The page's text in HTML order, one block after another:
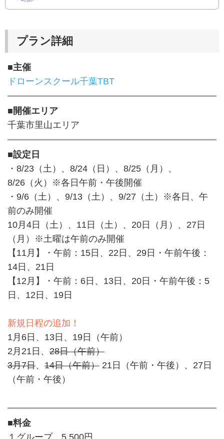
プラン詳細
■主催
ドローンスクール千葉TBT
■開催エリア
千葉市里山エリア
■設定日
・8/23（土）、8/24（日）、8/25（月）、
8/26（火）※各日午前・午後開催
・9/6（土）、9/13（土）、9/27（土）※各日、午
前のみ開催
10月4日（土）、11日（土）、20日（月）、27日
（月）※土曜は午前のみ開催
【11月】・午前：15日、22日、29日・午前午後：
14日、21日
【12月】・午前：6日、13日、20日・午前午後：5
日、12日、19日
新規日程の追加！
1月6日、13日、19日（午前）
2月21日、 28日（午前）
3月7日、 14日（午前） 21日（午前・午後）、27日
（午前・午後）
■料金